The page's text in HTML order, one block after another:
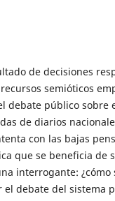
de decisiones
semióticos
debate público sobre
de diarios
con las bajas
que se beneficia de
interrogante: ¿cómo
debate del sistema